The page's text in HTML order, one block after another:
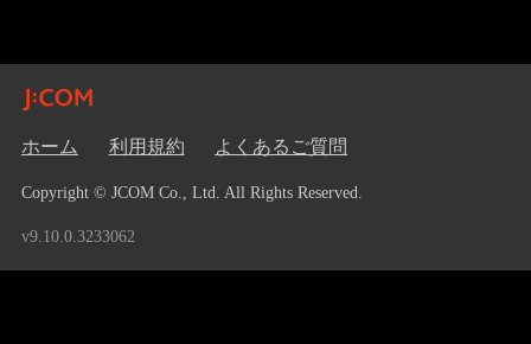
ホーム 利用規約 よくあるご質問
Copyright © JCOM Co., Ltd. All Rights Reserved.
v9.10.0.3233062